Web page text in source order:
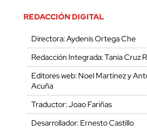
REDACCIÓN DIGITAL
Directora: Aydenis Ortega Che
Redacción Integrada: Tania Cruz
Editores web: Noel Martínez y
Acuña
Traductor: Joao Fariñas
Desarrollador: Ernesto Castillo